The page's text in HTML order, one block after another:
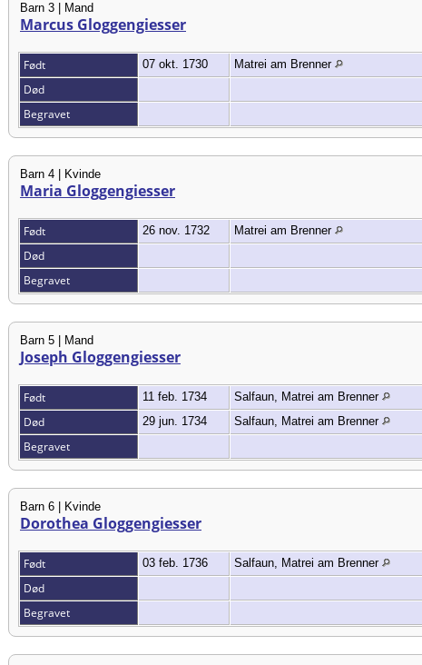
Barn 3 | Mand
Marcus Gloggengiesser
Født 07 okt. 1730 Matrei am Brenner
Død
Begravet
Barn 4 | Kvinde
Maria Gloggengiesser
Født 26 nov. 1732 Matrei am Brenner
Død
Begravet
Barn 5 | Mand
Joseph Gloggengiesser
Født 11 feb. 1734 Salfaun, Matrei am Brenner
Død 29 jun. 1734 Salfaun, Matrei am Brenner
Begravet
Barn 6 | Kvinde
Dorothea Gloggengiesser
Født 03 feb. 1736 Salfaun, Matrei am Brenner
Død
Begravet